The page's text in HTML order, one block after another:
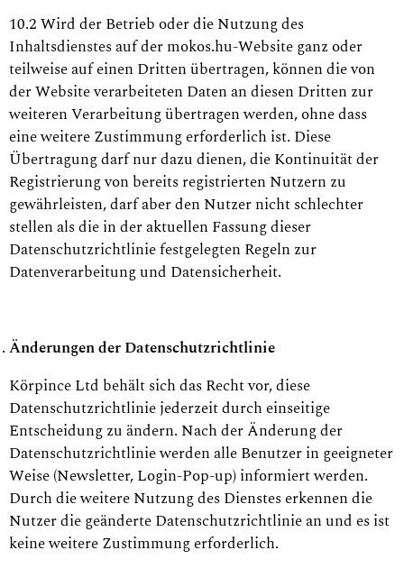
10.2 Wird der Betrieb oder die Nutzung des
Inhaltsdienstes auf der mokos.hu-Website ganz oder
teilweise auf einen Dritten übertragen, können die von
der Website verarbeiteten Daten an diesen Dritten zur
weiteren Verarbeitung übertragen werden, ohne dass
eine weitere Zustimmung erforderlich ist. Diese
Übertragung darf nur dazu dienen, die Kontinuität der
Registrierung von bereits registrierten Nutzern zu
gewährleisten, darf aber den Nutzer nicht schlechter
stellen als die in der aktuellen Fassung dieser
Datenschutzrichtlinie festgelegten Regeln zur
Datenverarbeitung und Datensicherheit.
Änderungen der Datenschutzrichtlinie
Körpince Ltd behält sich das Recht vor, diese
Datenschutzrichtlinie jederzeit durch einseitige
Entscheidung zu ändern. Nach der Änderung der
Datenschutzrichtlinie werden alle Benutzer in geeigneter
Weise (Newsletter, Login-Pop-up) informiert werden.
Durch die weitere Nutzung des Dienstes erkennen die
Nutzer die geänderte Datenschutzrichtlinie an und es ist
keine weitere Zustimmung erforderlich.